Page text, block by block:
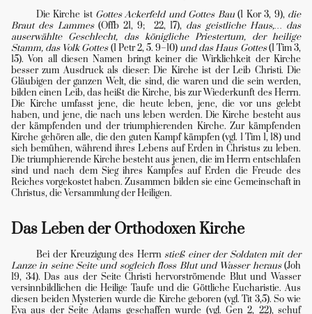
Die Kirche ist Gottes Ackerfeld und Gottes Bau(1 Kor 3, 9), die
Braut des Lammes(Offb 21, 9; 22, 17), das geistliche Haus,… das
auserwählte Geschlecht, das königliche Priestertum, der heilige
Stamm, das Volk Gottes(1 Petr 2, 5. 9–10) und das Haus Gottes(1 Tim 3,
15). Von all diesen Namen bringt keiner die Wirklichkeit der Kirche
besser zum Ausdruck als dieser: Die Kirche ist der Leib Christi. Die
Gläubigen der ganzen Welt, die sind, die waren und die sein werden,
bilden einen Leib, das heißt die Kirche, bis zur Wiederkunft des Herrn.
Die Kirche umfasst jene, die heute leben, jene, die vor uns gelebt
haben, und jene, die nach uns leben werden. Die Kirche besteht aus
der kämpfenden und der triumphierenden Kirche. Zur kämpfenden
Kirche gehören alle, die den guten Kampf kämpfen (vgl. 1 Tim 1, 18) und
sich bemühen, während ihres Lebens auf Erden in Christus zu leben.
Die triumphierende Kirche besteht aus jenen, die im Herrn entschlafen
sind und nach dem Sieg ihres Kampfes auf Erden die Freude des
Reiches vorgekostet haben. Zusammen bilden sie eine Gemeinschaft in
Christus, die Versammlung der Heiligen.
Das Leben der Orthodoxen Kirche
Bei der Kreuzigung des Herrn stieß einer der Soldaten mit der
Lanze in seine Seite und sogleich floss Blut und Wasser heraus(Joh
19, 34). Das aus der Seite Christi hervorströmende Blut und Wasser
versinnbildlichen die Heilige Taufe und die Göttliche Eucharistie. Aus
diesen beiden Mysterien wurde die Kirche geboren (vgl. Tit 3,5). So wie
Eva aus der Seite Adams geschaffen wurde (vgl. Gen 2, 22), schuf